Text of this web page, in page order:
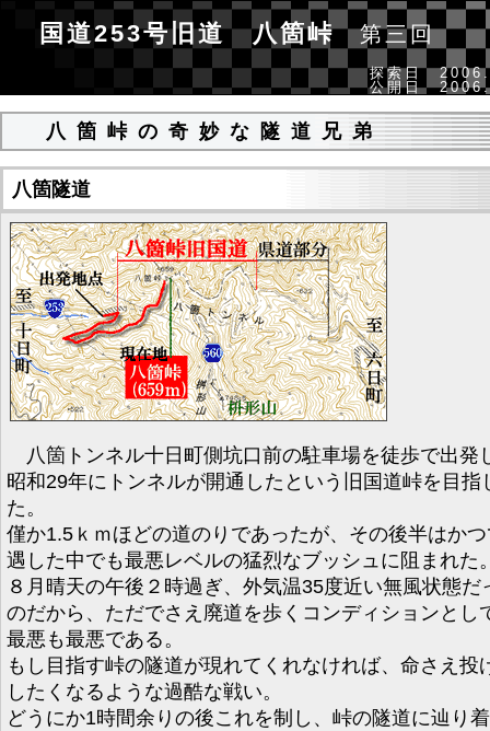
国道253号旧道 八箇峠第三回
探索日
公開日
八箇峠の奇妙な隧道兄弟
八箇隧道
八箇トンネル十日町側坑口前の駐車場を徒歩で出発
昭和29年にトンネルが開通したという旧国道峠を目指
た。
僅か1.5ｋｍほどの道のりであったが、その後半はか
遇した中でも最悪レベルの猛烈なブッシュに阻まれた
８月晴天の午後２時過ぎ、外気温35度近い無風状態だ
のだから、ただでさえ廃道を歩くコンディションとし
最悪も最悪である。
もし目指す峠の隧道が現れてくれなければ、命さえ投
したくなるような過酷な戦い。
どうにか1時間余りの後これを制し、峠の隧道に辿り